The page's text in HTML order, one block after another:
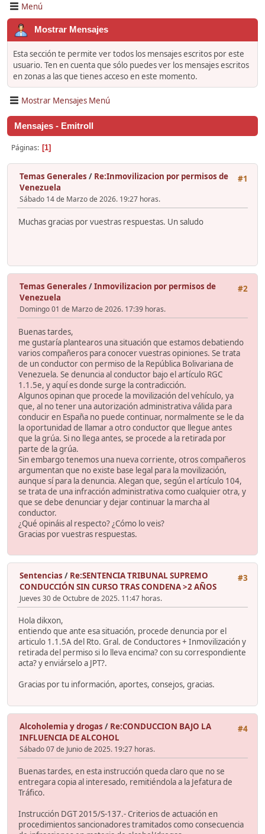
Menú
Mostrar Mensajes
Esta sección te permite ver todos los mensajes escritos por este
usuario. Ten en cuenta que sólo puedes ver los mensajes escritos
en zonas a las que tienes acceso en este momento.
Mostrar Mensajes Menú
Mensajes - Emitroll
Páginas 1
#1
Temas Generales / Re:Inmovilizacion por permisos de
Venezuela
Sábado 14 de Marzo de 2026. 19:27 horas.
Muchas gracias por vuestras respuestas. Un saludo
#2
Temas Generales /Inmovilizacion por permisos de
Venezuela
Domingo 01 de Marzo de 2026. 17:39 horas.
Buenas tardes,
me gustaría plantearos una situación que estamos debatiendo
varios compañeros para conocer vuestras opiniones. Se trata
de un conductor con permiso de la República Bolivariana de
Venezuela. Se denuncia al conductor bajo el artículo RGC
1.1.5e, y aquí es donde surge la contradicción.
Algunos opinan que procede la movilización del vehículo, ya
que, al no tener una autorización administrativa válida para
conducir en España no puede continuar, normalmente se le da
la oportunidad de llamar a otro conductor que llegue antes
que la grúa. Si no llega antes, se procede a la retirada por
parte de la grúa.
Sin embargo tenemos una nueva corriente, otros compañeros
argumentan que no existe base legal para la movilización,
aunque sí para la denuncia. Alegan que, según el artículo 104,
se trata de una infracción administrativa como cualquier otra, y
que se debe denunciar y dejar continuar la marcha al
conductor.
¿Qué opináis al respecto? ¿Cómo lo veis?
Gracias por vuestras respuestas.
#3
Sentencias / Re:SENTENCIA TRIBUNAL SUPREMO
CONDUCCIÓN SIN CURSO TRAS CONDENA >2 AÑOS
Jueves 30 de Octubre de 2025. 11:47 horas.
Hola dikxon,
entiendo que ante esa situación, procede denuncia por el
articulo 1.1.5A del Rto. Gral. de Conductores + Inmovilización y
retirada del permiso si lo lleva encima? con su correspondiente
acta? y enviárselo a JPT?.
Gracias por tu información, aportes, consejos, gracias.
#4
Alcoholemia y drogas / Re:CONDUCCION BAJO LA
INFLUENCIA DE ALCOHOL
Sábado 07 de Junio de 2025. 19:27 horas.
Buenas tardes, en esta instrucción queda claro que no se
entregara copia al interesado, remitiéndola a la Jefatura de
Tráfico.
Instrucción DGT 2015/S-137.- Criterios de actuación en
procedimientos sancionadores tramitados como consecuencia